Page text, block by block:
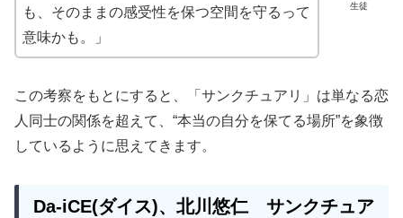
生徒
も、そのままの感受性を保つ空間を守るって
意味かも。」
この考察をもとにすると、「サンクチュアリ」は単なる恋
人同士の関係を超えて、“本当の自分を保てる場所”を象徴
しているように思えてきます。
Da-iCE(ダイス)、北川悠仁 サンクチュア